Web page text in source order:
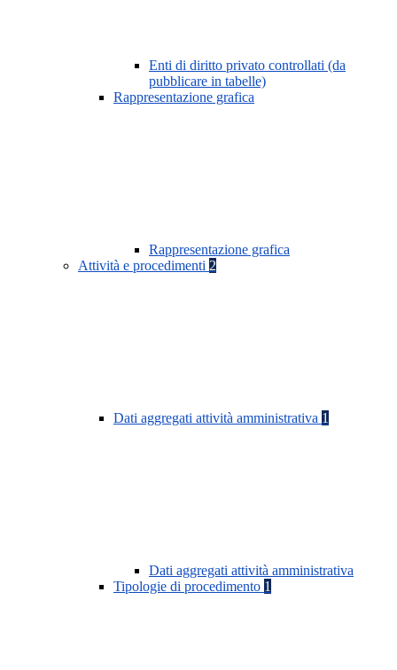
Enti di diritto privato controllati (da
pubblicare in tabelle)
Rappresentazione grafica
Rappresentazione grafica
Attività e procedimenti 2
Dati aggregati attività amministrativa 1
Dati aggregati attività amministrativa
Tipologie di procedimento 1